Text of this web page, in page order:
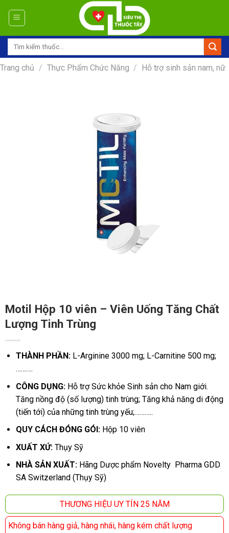
Tìm
Trang chủ / Thực Phẩm Chức Năng / Hỗ trợ sinh sản nam, nữ
Motil Hộp 10 viên – Viên Uống Tăng Chất
Lượng Tinh Trùng
THÀNH PHẦN: L-Arginine 3000 mg; L-Carnitine 500 mg;
……….
CÔNG DỤNG: Hỗ trợ Sức khỏe Sinh sản cho Nam giới.
Tăng nồng độ (số lượng) tinh trùng; Tăng khả năng di động
(tiến tới) của những tinh trùng yếu;………..
QUY CÁCH ĐÓNG GÓI: Hộp 10 viên
XUẤT XỨ: Thụy Sỹ
NHÀ SẢN XUẤT: Hãng Dược phẩm Novelty Pharma GDD
SA Switzerland (Thụy Sỹ)
THƯƠNG HIỆU UY TÍN 25 NĂM
Không bán hàng giả, hàng nhái, hàng kém chất lượng